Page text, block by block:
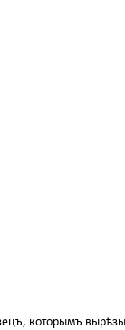
которымъ